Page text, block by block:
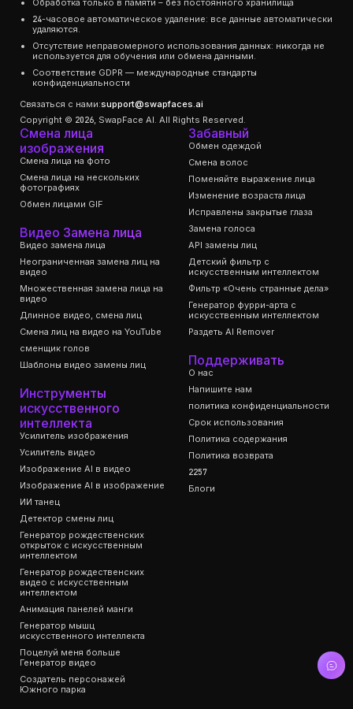
Обработка только в памяти – без постоянного хранилища
24-часовое автоматическое удаление: все данные автоматически
удаляются.
Отсутствие неправомерного использования данных: никогда не
используется для обучения или обмена данными.
Соответствие GDPR — международные стандарты
конфиденциальности
Связаться с нами:support@swapfaces.ai
Copyright © 2026, SwapFace AI. All Rights Reserved.
Смена лица
изображения
Смена лица на фото
Смена лица на нескольких
фотографиях
Обмен лицами GIF
Видео Замена лица
Видео замена лица
Неограниченная замена лиц на
видео
Множественная замена лица на
видео
Длинное видео, смена лиц
Смена лиц на видео на YouTube
сменщик голов
Шаблоны видео замены лиц
Инструменты
искусственного
интеллекта
Усилитель изображения
Усилитель видео
Изображение AI в видео
Изображение AI в изображение
ИИ танец
Детектор смены лиц
Генератор рождественских
открыток с искусственным
интеллектом
Генератор рождественских
видео с искусственным
интеллектом
Анимация панелей манги
Генератор мышц
искусственного интеллекта
Поцелуй меня больше
Генератор видео
Создатель персонажей
Южного парка
Забавный
Обмен одеждой
Смена волос
Поменяйте выражение лица
Изменение возраста лица
Исправлены закрытые глаза
Замена голоса
API замены лиц
Детский фильтр с
искусственным интеллектом
Фильтр «Очень странные дела»
Генератор фурри-арта с
искусственным интеллектом
Раздеть AI Remover
Поддерживать
О нас
Напишите нам
политика конфиденциальности
Срок использования
Политика содержания
Политика возврата
2257
Блоги